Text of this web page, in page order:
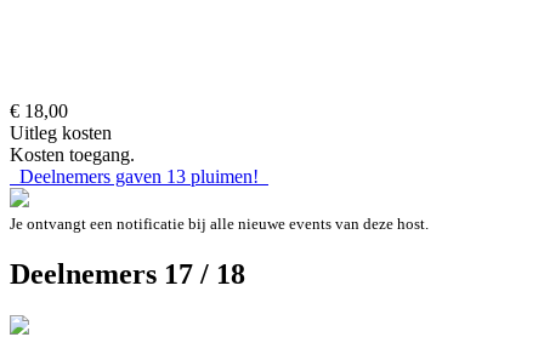
€ 18,00
Uitleg kosten
Kosten toegang.
Deelnemers gaven 13 pluimen!
Je ontvangt een notificatie bij alle nieuwe events van deze host.
Deelnemers 17 / 18